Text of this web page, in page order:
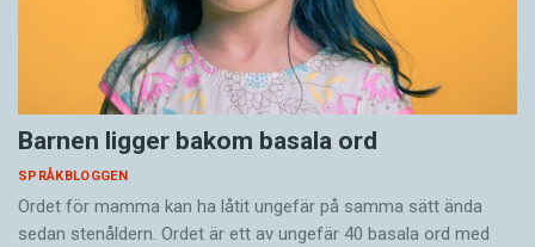
Barnen ligger bakom basala ord
SPRÅKBLOGGEN
Ordet för mamma kan ha låtit ungefär på samma sätt ända
sedan stenåldern. Ordet är ett av ungefär 40 basala ord med